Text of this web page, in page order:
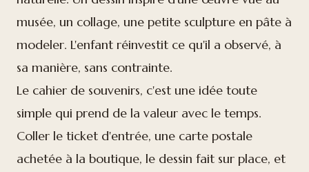
musée, un collage, une petite sculpture en pâte à
modeler. L'enfant réinvestit ce qu'il a observé, à
sa manière, sans contrainte.
Le cahier de souvenirs, c'est une idée toute
simple qui prend de la valeur avec le temps.
Coller le ticket d'entrée, une carte postale
achetée à la boutique, le dessin fait sur place, et